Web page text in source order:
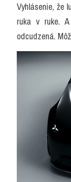
Vyhlásenie, že
ruka v ruke.
odcudzená.